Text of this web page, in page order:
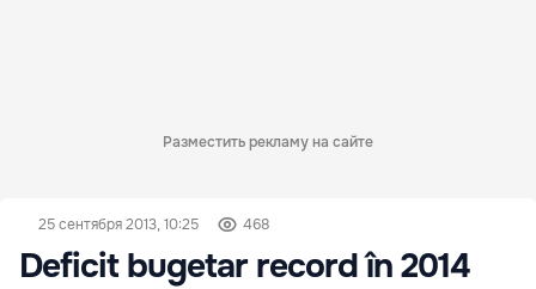
Разместить рекламу на сайте
25 сентября 2013, 10:25 468
Deficit bugetar record în 2014